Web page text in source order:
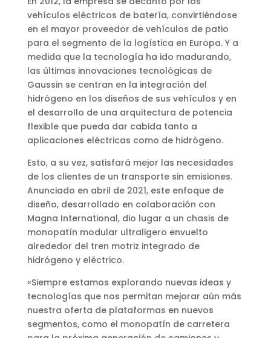
vehículos eléctricos de batería, convirtiéndose
en el mayor proveedor de vehículos de patio
para el segmento de la logística en Europa. Y a
medida que la tecnología ha ido madurando,
las últimas innovaciones tecnológicas de
Gaussin se centran en la integración del
hidrógeno en los diseños de sus vehículos y en
el desarrollo de una arquitectura de potencia
flexible que pueda dar cabida tanto a
aplicaciones eléctricas como de hidrógeno.
Esto, a su vez, satisfará mejor las necesidades
de los clientes de un transporte sin emisiones.
Anunciado en abril de 2021, este enfoque de
diseño, desarrollado en colaboración con
Magna International, dio lugar a un chasis de
monopatín modular ultraligero envuelto
alrededor del tren motriz integrado de
hidrógeno y eléctrico.
«Siempre estamos explorando nuevas ideas y
tecnologías que nos permitan mejorar aún más
nuestra oferta de plataformas en nuevos
segmentos, como el monopatín de carretera